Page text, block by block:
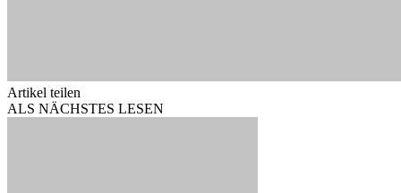
Artikel teilen
ALS NÄCHSTES LESEN